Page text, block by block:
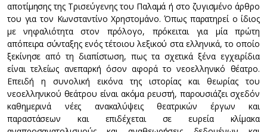
αποτίμησης της Τρισεύγενης του Παλαμά ή στο ζυγισμένο άρθρο
του για τον Κωνσταντίνο Χρηστομάνο. Όπως παρατηρεί ο ίδιος
με νηφαλιότητα στον πρόλογο, πρόκειται για μία πρώτη
απόπειρα σύνταξης ενός τέτοιου λεξικού στα ελληνικά, το οποίο
ξεκίνησε από τη διαπίστωση, πως τα σχετικά ξένα εγχειρίδια
είναι τελείως ανεπαρκή όσον αφορά το νεοελληνικό θέατρο.
Επειδή η συνολική εικόνα της ιστορίας και θεωρίας του
νεοελληνικού θεάτρου είναι ακόμα ρευστή, παρουσιάζει σχεδόν
καθημερινά νέες ανακαλύψεις θεατρικών έργων και
παραστάσεων και επιδέχεται σε ευρεία κλίμακα